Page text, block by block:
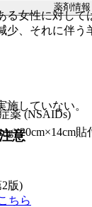
る女性に対し
少、それに伴
していない。
意
薬剤情報
薬 (NSAIDs)
20cm×14cm貼
版)
ちら